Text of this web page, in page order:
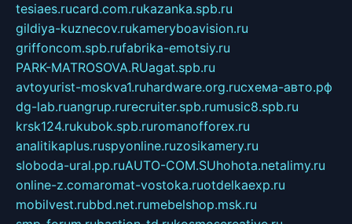
tesiaes.rucard.com.rukazanka.spb.ru
gildiya-kuznecov.rukameryboavision.ru
griffoncom.spb.rufabrika-emotsiy.ru
PARK-MATROSOVA.RUagat.spb.ru
avtoyurist-moskva1.ruhardware.org.ruсхема-авто.рф
dg-lab.ruangrup.rurecruiter.spb.rumusic8.spb.ru
krsk124.rukubok.spb.ruromanofforex.ru
analitikaplus.ruspyonline.ruzosikamery.ru
sloboda-ural.pp.ruAUTO-COM.SUhohota.netalimy.ru
online-z.comaromat-vostoka.ruotdelkaexp.ru
mobilvest.rubbd.net.rumebelshop.msk.ru